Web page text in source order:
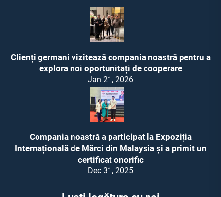
Clienți germani vizitează compania noastră pentru a
explora noi oportunități de cooperare
Jan 21, 2026
Compania noastră a participat la Expoziția
Internațională de Mărci din Malaysia și a primit un
certificat onorific
Dec 31, 2025